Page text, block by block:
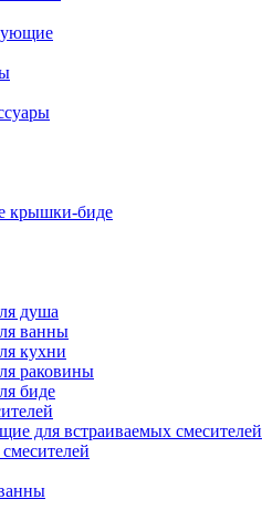
крышки-биде
душа
ванны
кухни
раковины
биде
для встраиваемых смесителей